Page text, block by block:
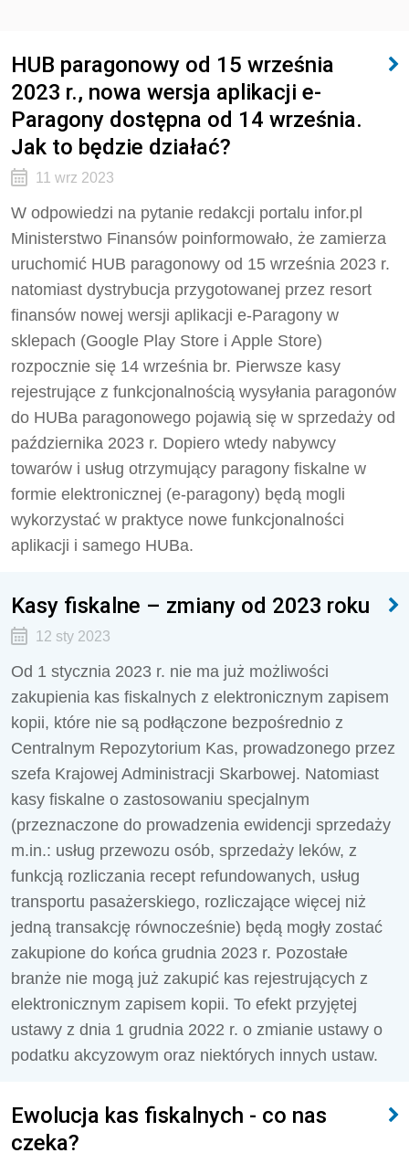
HUB paragonowy od 15 września
2023 r., nowa wersja aplikacji e-
Paragony dostępna od 14 września.
Jak to będzie działać?
11 wrz 2023
W odpowiedzi na pytanie redakcji portalu infor.pl
Ministerstwo Finansów poinformowało, że zamierza
uruchomić HUB paragonowy od 15 września 2023 r.
natomiast dystrybucja przygotowanej przez resort
finansów nowej wersji aplikacji e-Paragony w
sklepach (Google Play Store i Apple Store)
rozpocznie się 14 września br. Pierwsze kasy
rejestrujące z funkcjonalnością wysyłania paragonów
do HUBa paragonowego pojawią się w sprzedaży od
października 2023 r. Dopiero wtedy nabywcy
towarów i usług otrzymujący paragony fiskalne w
formie elektronicznej (e-paragony) będą mogli
wykorzystać w praktyce nowe funkcjonalności
aplikacji i samego HUBa.
Kasy fiskalne – zmiany od 2023 roku
12 sty 2023
Od 1 stycznia 2023 r. nie ma już możliwości
zakupienia kas fiskalnych z elektronicznym zapisem
kopii, które nie są podłączone bezpośrednio z
Centralnym Repozytorium Kas, prowadzonego przez
szefa Krajowej Administracji Skarbowej. Natomiast
kasy fiskalne o zastosowaniu specjalnym
(przeznaczone do prowadzenia ewidencji sprzedaży
m.in.: usług przewozu osób, sprzedaży leków, z
funkcją rozliczania recept refundowanych, usług
transportu pasażerskiego, rozliczające więcej niż
jedną transakcję równocześnie) będą mogły zostać
zakupione do końca grudnia 2023 r. Pozostałe
branże nie mogą już zakupić kas rejestrujących z
elektronicznym zapisem kopii. To efekt przyjętej
ustawy z dnia 1 grudnia 2022 r. o zmianie ustawy o
podatku akcyzowym oraz niektórych innych ustaw.
Ewolucja kas fiskalnych - co nas
czeka?